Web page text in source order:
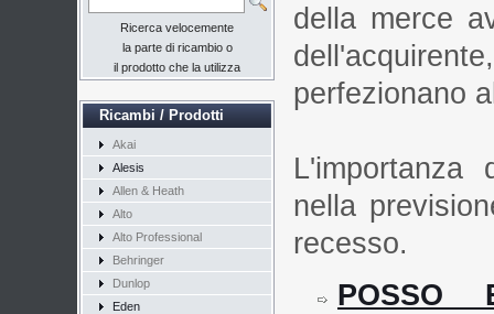
Ricerca velocemente
la parte di ricambio o
il prodotto che la utilizza
Ricambi / Prodotti
Akai
Alesis
Allen & Heath
Alto
Alto Professional
Behringer
Dunlop
Eden
della merce
perfezionano
L'importanza
nella
recesso.
POSSO